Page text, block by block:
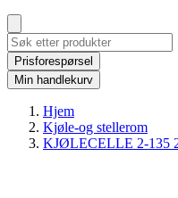
Prisforespørsel
Min handlekurv
Hjem
Kjøle-og stellerom
KJØLECELLE 2-135